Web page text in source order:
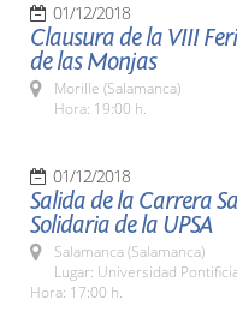
01/12/2018
Clausura de la VIII
de las Monjas
Morille (Salamanca)
Hora: 19:00 h.
01/12/2018
Salida de la Carrera
Solidaria de la UPSA
Salamanca (Salamanca)
Lugar: Universidad
Hora: 17:00 h.